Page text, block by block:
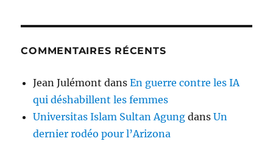
COMMENTAIRES RÉCENTS
Jean Julémont dansEn guerre contre les IA
qui déshabillent les femmes
Universitas Islam Sultan Agung dansUn
dernier rodéo pour l’Arizona